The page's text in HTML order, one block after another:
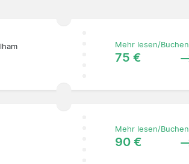
Mehr lesen/Buchen
75 €
Mehr lesen/Buchen
90 €